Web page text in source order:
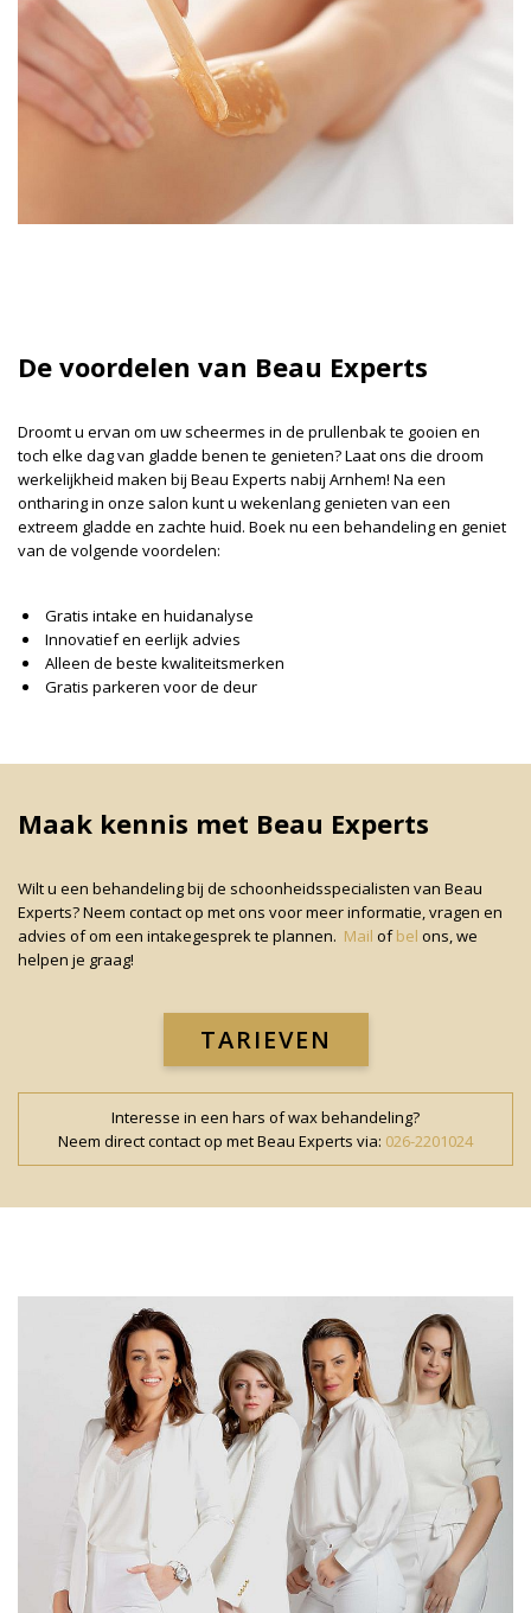
De voordelen van Beau Experts
Droomt u ervan om uw scheermes in de prullenbak te gooien en
toch elke dag van gladde benen te genieten? Laat ons die droom
werkelijkheid maken bij Beau Experts nabij Arnhem! Na een
ontharing in onze salon kunt u wekenlang genieten van een
extreem gladde en zachte huid. Boek nu een behandeling en geniet
van de volgende voordelen:
Gratis intake en huidanalyse
Innovatief en eerlijk advies
Alleen de beste kwaliteitsmerken
Gratis parkeren voor de deur
Maak kennis met Beau Experts
Wilt u een behandeling bij de schoonheidsspecialisten van Beau
Experts? Neem contact op met ons voor meer informatie, vragen en
advies of om een intakegesprek te plannen. Mail ofbel ons, we
helpen je graag!
TARIEVEN
Interesse in een hars of wax behandeling?
Neem direct contact op met Beau Experts via: 026-2201024